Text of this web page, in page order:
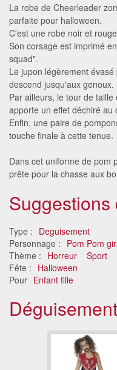
La robe de Cheerleader
parfaite pour halloween.
C'est une robe noir et
Son corsage est imprimé
squad".
Le jupon légèrement
descend jusqu'aux genoux.
Par ailleurs, le tour de
apporte un effet déchiré au
Enfin, une paire de
touche finale à cette tenue.
Dans cet uniforme de pom
prête pour la chasse aux
Suggestions
Type : Deguisement
Personnage : Pom Pom
Thème : Horreur Sport
Fête : Halloween
Pour Enfant fille